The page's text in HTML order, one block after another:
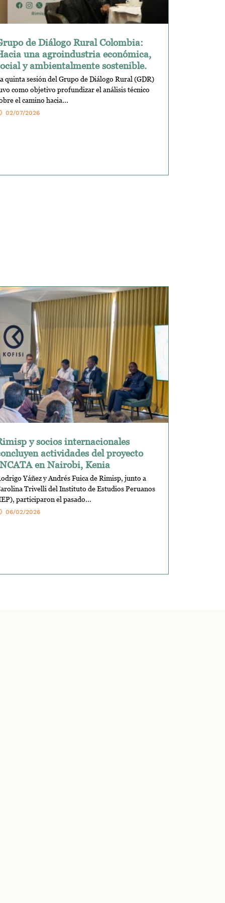
de Diálogo Rural Colombia:
una agroindustria económica,
y ambientalmente sostenible.
quinta sesión del Grupo de Diálogo Rural (GDR)
como objetivo profundizar el análisis técnico
el camino hacia...
02/07/2026
y socios internacionales
actividades del proyecto
en Nairobi, Kenia
Yáñez y Andrés Fuica de Rimisp, junto a
Trivelli del Instituto de Estudios Peruanos
participaron el pasado...
06/02/2026